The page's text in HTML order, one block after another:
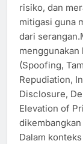
risiko, dan
mitigasi guna
dari
menggunakan
(Spoofing,
Repudiation,
Disclosure,
Elevation of
Dalam